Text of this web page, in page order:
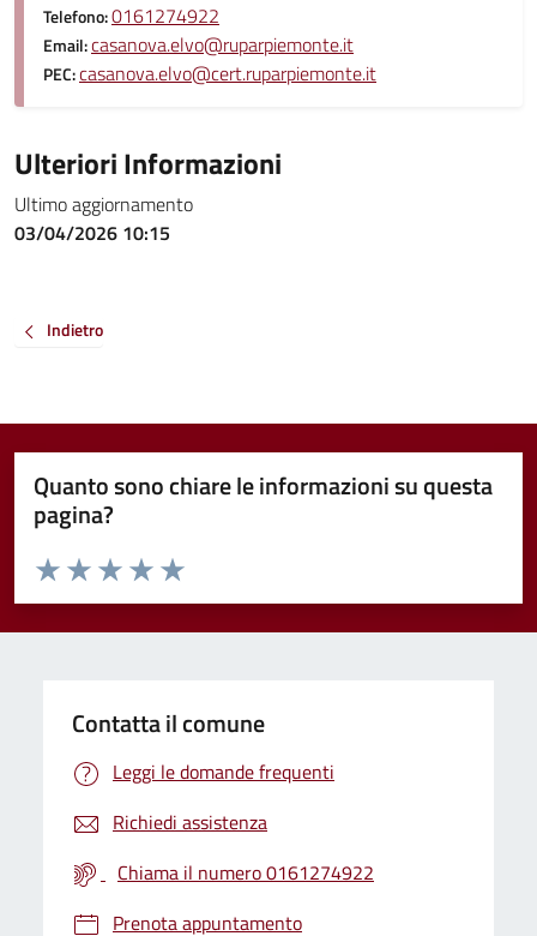
Telefono:0161274922
Email:casanova.elvo@ruparpiemonte.it
PEC:casanova.elvo@cert.ruparpiemonte.it
Ulteriori Informazioni
Ultimo aggiornamento
03/04/2026 10:15
Indietro
Quanto sono chiare le informazioni su questa
pagina?
Valuta da 1 a 5 stelle la pagina
Valuta 5 stelle su 5
Valuta 4 stelle su 5
Valuta 3 stelle su 5
Valuta 2 stelle su 5
Valuta 1 stelle su 5
Contatta il comune
Leggi le domande frequenti
Richiedi assistenza
Chiama il numero 0161274922
Prenota appuntamento